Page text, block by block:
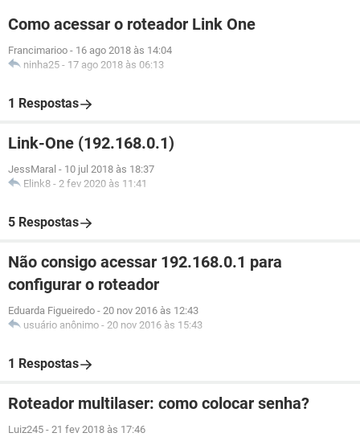
Como acessar o roteador Link One
Francimarioo - 16 ago 2018 às 14:04
ninha25 - 17 ago 2018 às 06:13
1 Respostas
Link-One (192.168.0.1)
JessMaral - 10 jul 2018 às 18:37
Elink8 - 2 fev 2020 às 11:41
5 Respostas
Não consigo acessar 192.168.0.1 para
configurar o roteador
Eduarda Figueiredo - 20 nov 2016 às 12:43
usuário anônimo - 20 nov 2016 às 15:43
1 Respostas
Roteador multilaser: como colocar senha?
Luiz245 - 21 fev 2018 às 17:46